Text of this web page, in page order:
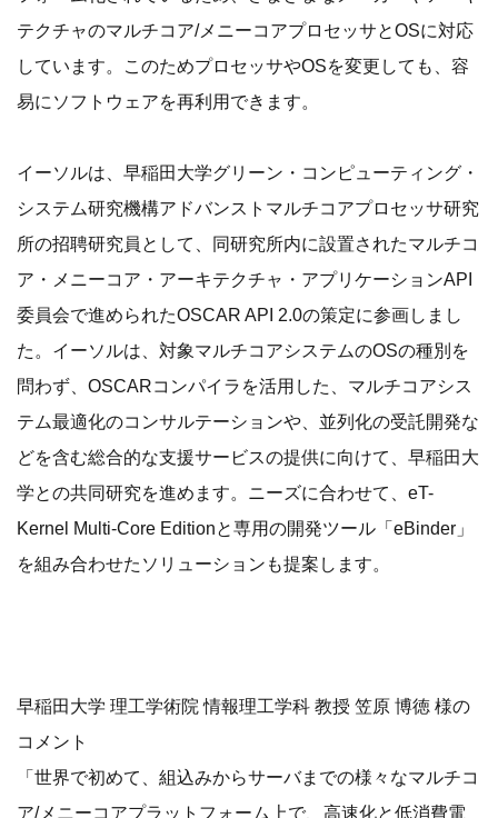
テクチャのマルチコア/メニーコアプロセッサとOSに対応
しています。このためプロセッサやOSを変更しても、容
易にソフトウェアを再利用できます。
イーソルは、早稲田大学グリーン・コンピューティング・
システム研究機構アドバンストマルチコアプロセッサ研究
所の招聘研究員として、同研究所内に設置されたマルチコ
ア・メニーコア・アーキテクチャ・アプリケーションAPI
委員会で進められたOSCAR API 2.0の策定に参画しまし
た。イーソルは、対象マルチコアシステムのOSの種別を
問わず、OSCARコンパイラを活用した、マルチコアシス
テム最適化のコンサルテーションや、並列化の受託開発な
どを含む総合的な支援サービスの提供に向けて、早稲田大
学との共同研究を進めます。ニーズに合わせて、eT-
Kernel Multi-Core Editionと専用の開発ツール「eBinder」
を組み合わせたソリューションも提案します。
早稲田大学 理工学術院 情報理工学科 教授 笠原 博徳 様の
コメント
「世界で初めて、組込みからサーバまでの様々なマルチコ
ア/メニーコアプラットフォーム上で、高速化と低消費電